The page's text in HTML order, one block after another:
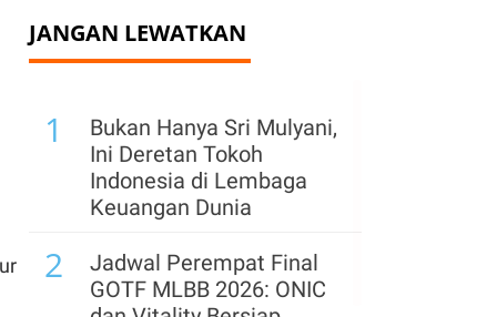
5
BGN Pecat 66 Kepala
Dapur MBG Secara Tak
Baru & Buka Kanal Aduan
Prabowo Sebut Harga
BBM Subsidi Masih
Terjaga di Tengah
Tekanan Energi Global
Bank Dunia Tunjuk Sri
JANGAN LEWATKAN
1
Bukan Hanya Sri Mulyani,
Ini Deretan Tokoh
Indonesia di Lembaga
Keuangan Dunia
2
Jadwal Perempat Final
GOTF MLBB 2026: ONIC